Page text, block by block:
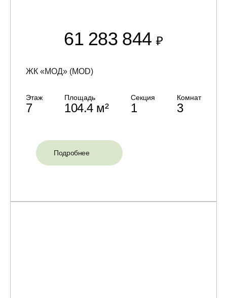
61 283 844₽
ЖК «МОД» (MOD)
Этаж
7
Площадь
104.4 м²
Секция
1
Комнат
3
Подробнее